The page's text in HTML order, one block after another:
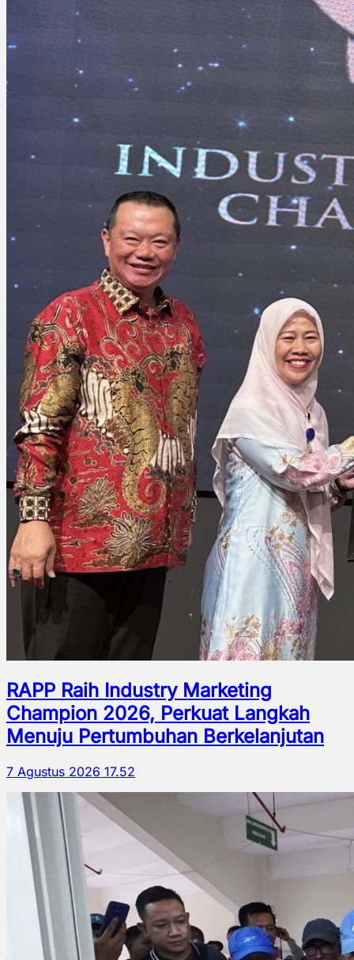
RAPP Raih Industry Marketing
Champion 2026, Perkuat Langkah
Menuju Pertumbuhan Berkelanjutan
7 Agustus 2026 17.52